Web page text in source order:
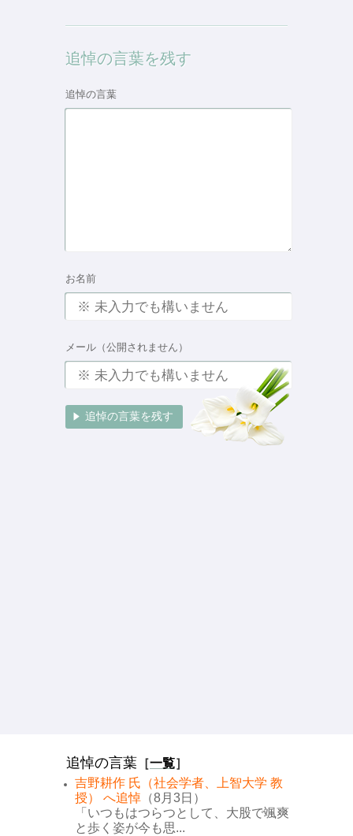
追悼の言葉を残す
追悼の言葉
お名前
メール（公開されません）
追悼の言葉 ［一覧］
吉野耕作 氏（社会学者、上智大学 教
授） へ追悼 （8月3日）
「いつもはつらつとして、大股で颯爽
と歩く姿が今も思...